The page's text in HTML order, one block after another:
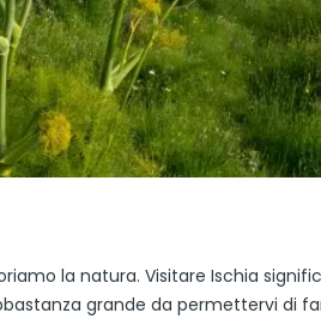
la natura. Visitare Ischia
grande da permettervi di